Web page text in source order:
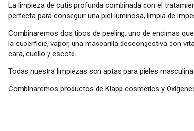
La limpieza de cutis profunda combinada con el
perfecta para conseguir una piel luminosa, limpia de
Combinaremos dos tipos de peeling, uno de encimas
la superficie, vapor, una mascarilla descongestiva con
cara, cuello y escote.
Todas nuestra limpiezas son aptas para pieles
Combinaremos productos de Klapp cosmetics y